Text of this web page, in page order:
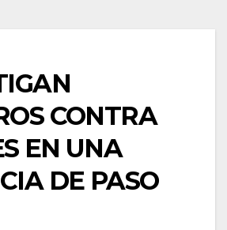
CONTRA
EN UNA
DE PASO